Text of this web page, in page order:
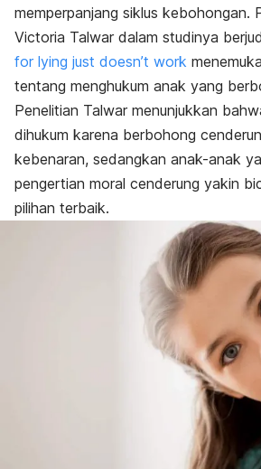
memperpanjang siklus kebohongan.
Victoria Talwar dalam studinya
for lying just doesn’t work
tentang menghukum anak yang
Penelitian Talwar menunjukkan
dihukum karena berbohong
kebenaran, sedangkan anak-anak
pengertian moral cenderung yakin
pilihan terbaik.